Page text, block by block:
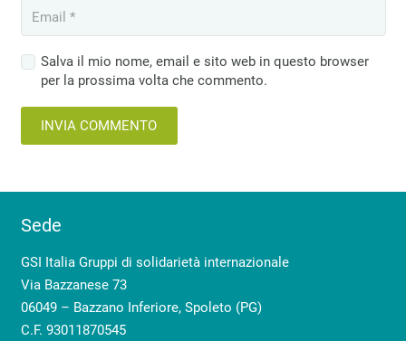
Salva il mio nome, email e sito web in questo browser
per la prossima volta che commento.
INVIA COMMENTO
Sede
GSI Italia Gruppi di solidarietà internazionale
Via Bazzanese 73
06049 – Bazzano Inferiore, Spoleto (PG)
C.F. 93011870545